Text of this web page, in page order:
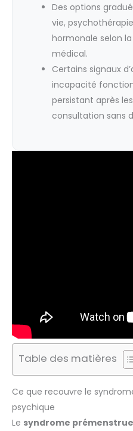
Des options
vie,
hormonale selon
médical.
Certains signaux
incapacité
persistant après
consultation sans
Table des matières
Ce que recouvre le
psychique
Le syndrome